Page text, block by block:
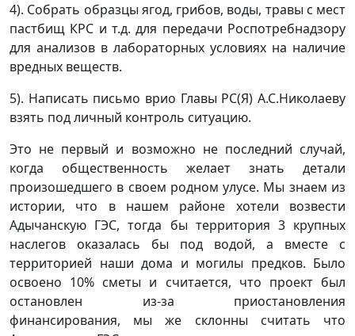
4). Собрать образцы ягод, грибов, воды, травы с мест
пастбищ КРС и т.д. для передачи Роспотребнадзору
для анализов в лабораторных условиях на наличие
вредных веществ.
5). Написать письмо врио Главы РС(Я) А.С.Николаеву
взять под личный контроль ситуацию.
Это не первый и возможно не последний случай,
когда общественность желает знать детали
произошедшего в своем родном улусе. Мы знаем из
истории, что в нашем районе хотели возвести
Адычанскую ГЭС, тогда бы территория 3 крупных
наслегов оказалась бы под водой, а вместе с
территорией наши дома и могилы предков. Было
освоено 10% сметы и считается, что проект был
остановлен из-за приостановления
финансирования, мы же склонны считать что